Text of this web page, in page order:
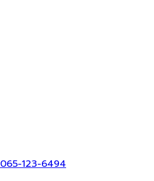
065-123-6494